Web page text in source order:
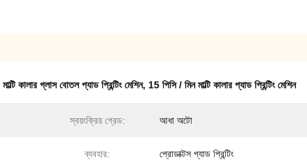
মাল্টি কালার গ্লাস বোতল প্যাড প্রিন্টিং মেশিন, 15 পিসি / মিন মাল্টি কালার প্যাড প্রিন্টিং মেশিন
স্বয়ংক্রিয় গ্রেড: আধা অটো
ব্যবহার: প্রোডাক্টস প্যাড প্রিন্টিং